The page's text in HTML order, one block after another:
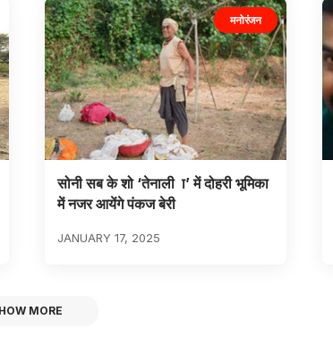
मनोरंजन
सोनी सब के शो ‘तेनाली ा’ में दोहरी भूमिका
में नजर आयेंगे पंकज बेरी
JANUARY 17, 2025
MORE